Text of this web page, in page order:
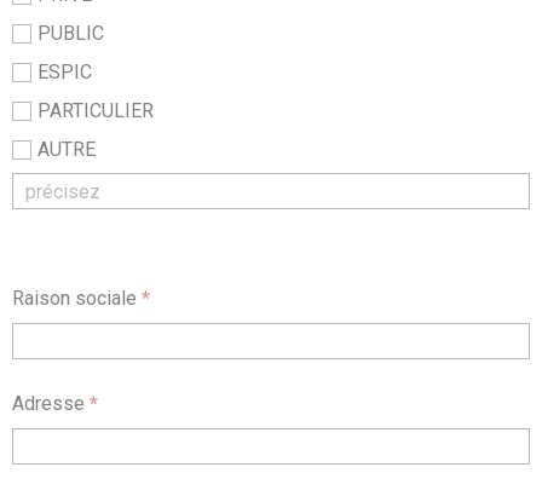
PUBLIC
ESPIC
PARTICULIER
AUTRE
Raison sociale *
Adresse *